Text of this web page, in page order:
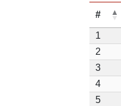
#
1
2
3
4
5